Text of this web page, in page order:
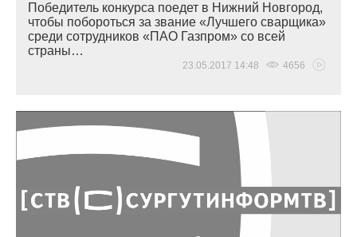
Победитель конкурса поедет в Нижний Новгород,
чтобы побороться за звание «Лучшего сварщика»
среди сотрудников «ПАО Газпром» со всей
страны…
23.05.2017 14:48 4656